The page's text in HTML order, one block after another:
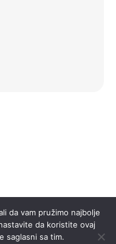
da vam pružimo najbolje
da koristite ovaj
saglasni sa tim.